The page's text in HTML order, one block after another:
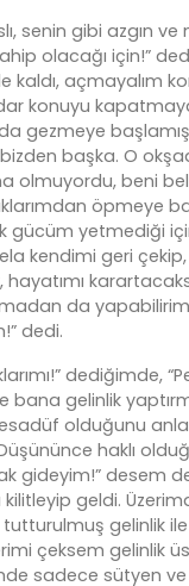
senin gibi azgın
olacağı için!”
kaldı, açmayalım
konuyu
gezmeye
başka. O
olmuyordu, beni
öpmeye
gücüm yetmediği
kendimi geri çekip,
hayatımı
da
dedi.
dediğimde,
bana gelinlik
olduğunu
haklı
gideyim!” desem
kilitleyip geldi.
gelinlik
çeksem gelinlik
sadece sütyen ve